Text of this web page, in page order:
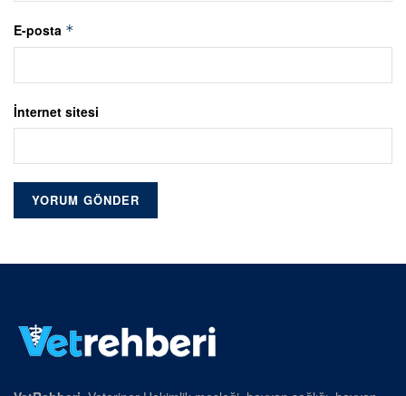
E-posta *
İnternet sitesi